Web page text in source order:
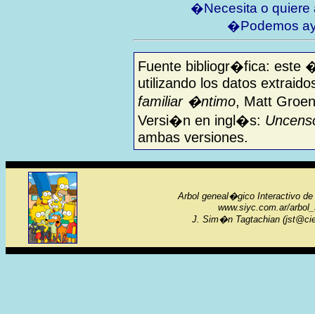
�Necesita o
�Podemos
Fuente bibliogr�fica: este
utilizando los datos
familiar �ntimo, Matt
Versi�n en ingl�s:
ambas versiones.
Arbol geneal�gico Interactivo
www.siyc.com.ar/
J. Sim�n Tagtachian